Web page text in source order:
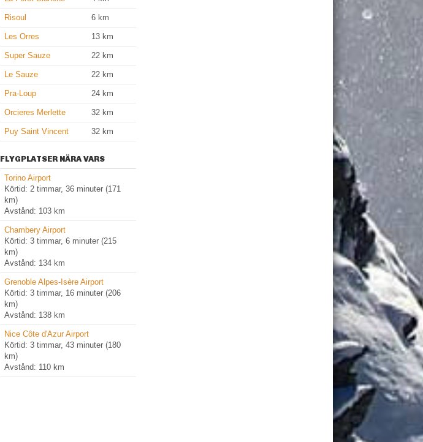
Risoul 6 km
Les Orres 13 km
Super Sauze 22 km
Le Sauze 22 km
Pra-Loup 24 km
Orcieres Merlette 32 km
Puy Saint Vincent 32 km
FLYGPLATSER NÄRA VARS
Torino Airport
Körtid: 2 timmar, 36 minuter (171
km)
Avstånd: 103 km
Chambery Airport
Körtid: 3 timmar, 6 minuter (215
km)
Avstånd: 134 km
Grenoble Alpes-Isère Airport
Körtid: 3 timmar, 16 minuter (206
km)
Avstånd: 138 km
Nice Côte d'Azur Airport
Körtid: 3 timmar, 43 minuter (180
km)
Avstånd: 110 km